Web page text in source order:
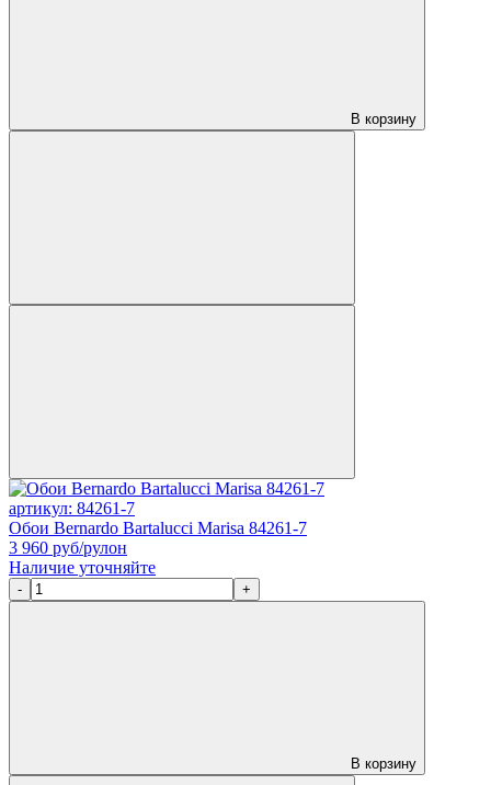
В корзину
артикул: 84261-7
Обои Bernardo Bartalucci Marisa 84261-7
3 960 руб/рулон
Наличие уточняйте
- +
В корзину